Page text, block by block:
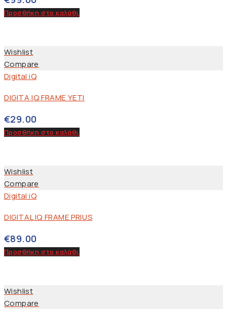
Προσθήκη στο καλάθι
Wishlist
Compare
Digital iQ
DIGITA IQ FRAME YETI
€29.00
Προσθήκη στο καλάθι
Wishlist
Compare
Digital iQ
DIGITAL IQ FRAME PRIUS
€89.00
Προσθήκη στο καλάθι
Wishlist
Compare